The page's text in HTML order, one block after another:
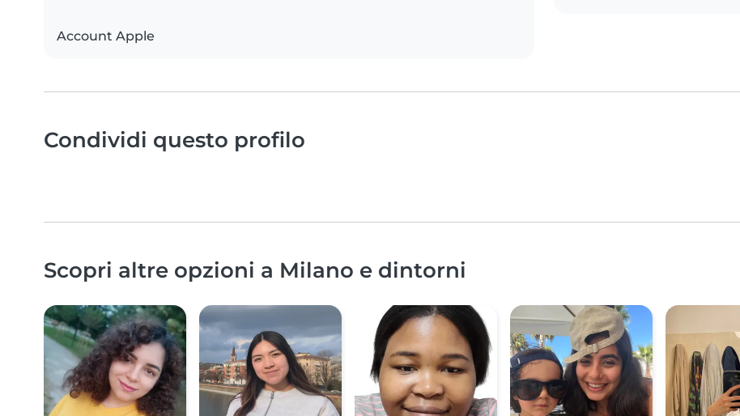
Account Apple
Condividi questo profilo
Scopri altre opzioni a Milano e dintorni